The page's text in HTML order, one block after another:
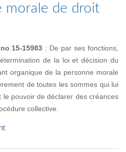
morale de droit
15-15983 : De par ses fonctions,
de la loi et décision du
organique de la personne morale
de toutes les sommes qui lui
pouvoir de déclarer des créances
collective.